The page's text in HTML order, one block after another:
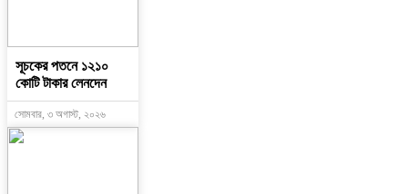
সূচকের পতনে ১২১০
কোটি টাকার লেনদেন
সোমবার, ৩ অগাস্ট, ২০২৬